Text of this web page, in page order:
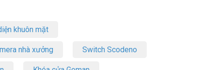
khuôn mặt
nhà xưởng Switch Scodeno